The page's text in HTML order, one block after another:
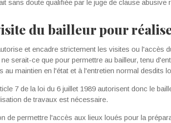
sans doute qualifiée par le juge de clause abusive
du bailleur pour
et encadre strictement les visites ou l'accès
serait-ce que pour permettre au bailleur, tenu
au maintien en l'état et à l'entretien normal desdits
7 de la loi du 6 juillet 1989 autorisent donc le
de travaux est nécessaire.
de permettre l'accès aux lieux loués pour la